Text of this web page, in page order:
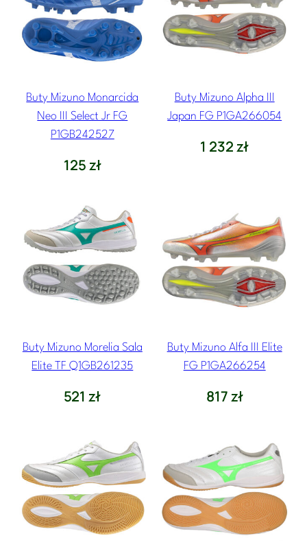
Buty Mizuno Monarcida
Neo III Select Jr FG
P1GB242527
125zł
Buty Mizuno Alpha III
Japan FG P1GA266054
1 232zł
Buty Mizuno Morelia Sala
Elite TF Q1GB261235
521zł
Buty Mizuno Alfa III Elite
FG P1GA266254
817zł